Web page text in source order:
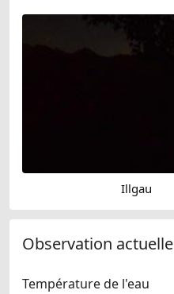
Illgau
Observation actuelle
Température de l'eau